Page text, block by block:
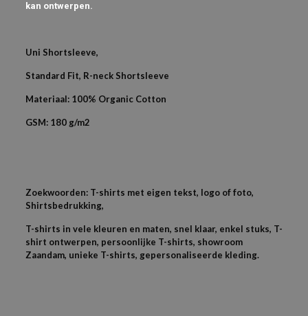
kan ontwerpen.
Uni Shortsleeve,
Standard Fit, R-neck Shortsleeve
Materiaal: 100% Organic Cotton
GSM: 180 g/m2
Zoekwoorden: T-shirts met eigen tekst, logo of foto,
Shirtsbedrukking,
T-shirts in vele kleuren en maten, snel klaar, enkel stuks, T-
shirt ontwerpen, persoonlijke T-shirts, showroom
Zaandam, unieke T-shirts, gepersonaliseerde kleding.